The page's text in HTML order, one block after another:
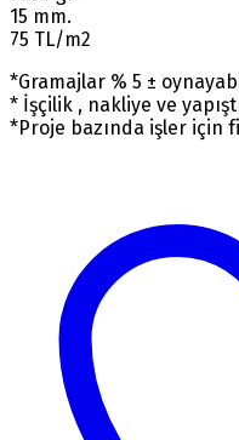
15 mm.
75 TL/m2
*Gramajlar % 5 ±
* İşçilik , nakliye ve
*Proje bazında işler için